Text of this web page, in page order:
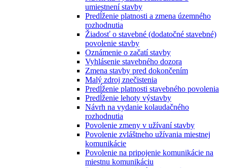
umiestnení stavby
Predĺženie platnosti a zmena územného
rozhodnutia
Žiadosť o stavebné (dodatočné stavebné)
povolenie stavby
Oznámenie o začatí stavby
Vyhlásenie stavebného dozora
Zmena stavby pred dokončením
Malý zdroj znečistenia
Predĺženie platnosti stavebného povolenia
Predĺženie lehoty výstavby
Návrh na vydanie kolaudačného
rozhodnutia
Povolenie zmeny v užívaní stavby
Povolenie zvláštneho užívania miestnej
komunikácie
Povolenie na pripojenie komunikácie na
miestnu komunikáciu